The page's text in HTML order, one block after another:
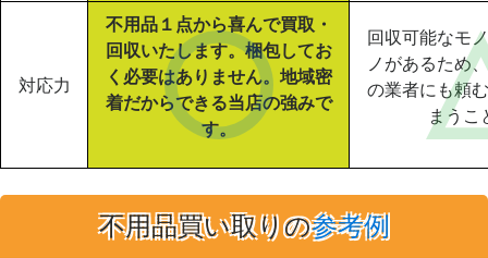
対応力
不用品１点から喜んで買取・
回収いたします。梱包してお
く必要はありません。地域密
着だからできる当店の強みで
す。
回収可能なモ
ノがあるため
の業者にも頼
まうこ
不用品買い取りの参考例